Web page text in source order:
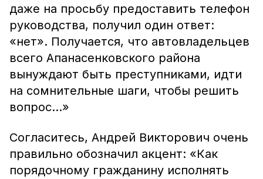
даже на просьбу предоставить телефон
руководства, получил один ответ:
«нет». Получается, что автовладельцев
всего Апанасенковского района
вынуждают быть преступниками, идти
на сомнительные шаги, чтобы решить
вопрос...»
Согласитесь, Андрей Викторович очень
правильно обозначил акцент: «Как
порядочному гражданину исполнять